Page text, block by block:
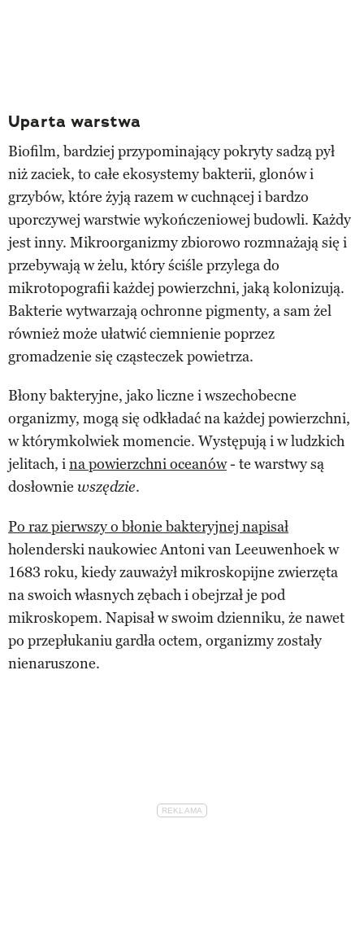
Uparta warstwa
Biofilm, bardziej przypominający pokryty sadzą pył
niż zaciek, to całe ekosystemy bakterii, glonów i
grzybów, które żyją razem w cuchnącej i bardzo
uporczywej warstwie wykończeniowej budowli. Każdy
jest inny. Mikroorganizmy zbiorowo rozmnażają się i
przebywają w żelu, który ściśle przylega do
mikrotopografii każdej powierzchni, jaką kolonizują.
Bakterie wytwarzają ochronne pigmenty, a sam żel
również może ułatwić ciemnienie poprzez
gromadzenie się cząsteczek powietrza.
Błony bakteryjne, jako liczne i wszechobecne
organizmy, mogą się odkładać na każdej powierzchni,
w którymkolwiek momencie. Występują i w ludzkich
jelitach, ina powierzchni oceanów- te warstwy są
dosłownie wszędzie.
Po raz pierwszy o błonie bakteryjnej napisał
holenderski naukowiec Antoni van Leeuwenhoek w
1683 roku, kiedy zauważył mikroskopijne zwierzęta
na swoich własnych zębach i obejrzał je pod
mikroskopem. Napisał w swoim dzienniku, że nawet
po przepłukaniu gardła octem, organizmy zostały
nienaruszone.